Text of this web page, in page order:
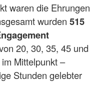
waren die Ehrungen
wurden 515
20, 30, 35, 45 und
Mittelpunkt –
Stunden gelebter